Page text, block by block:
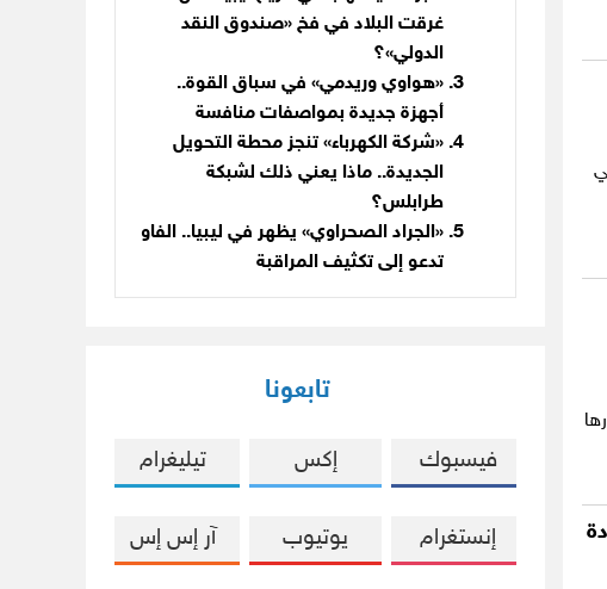
في
غرقت البلاد في فخ «صندوق النقد
الدولي»؟
«هواوي وريدمي» في سباق القوة..
أجهزة جديدة بمواصفات منافسة
«شركة الكهرباء» تنجز محطة التحويل
الجديدة.. ماذا يعني ذلك لشبكة
طرابلس؟
«الجراد الصحراوي» يظهر في ليبيا.. الفاو
تدعو إلى تكثيف المراقبة
تابعونا
فيسبوك إكس تيليغرام
إنستغرام يوتيوب آر إس إس